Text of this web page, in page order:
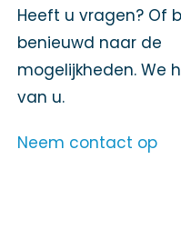
Heeft u vragen? Of
benieuwd naar de
mogelijkheden. We
van u.
Neem contact op